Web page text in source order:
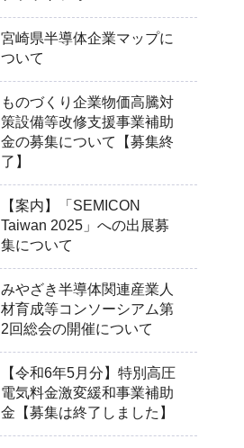
宮崎県半導体企業マップに
ついて
ものづくり企業物価高騰対
策設備等改修支援事業補助
金の募集について【募集終
了】
【案内】「SEMICON
Taiwan 2025」への出展募
集について
みやざき半導体関連産業人
材育成等コンソーシアム第
2回総会の開催について
【令和6年5月分】特別高圧
電気料金激変緩和事業補助
金【募集は終了しました】